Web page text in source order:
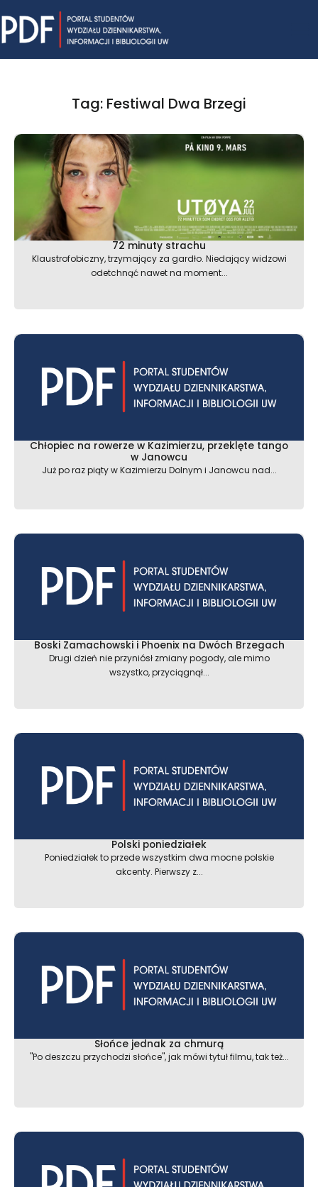
to
content
Tag: Festiwal Dwa Brzegi
72 minuty strachu
Klaustrofobiczny, trzymający za gardło. Niedający widzowi
odetchnąć nawet na moment...
Chłopiec na rowerze w Kazimierzu, przeklęte tango
w Janowcu
Już po raz piąty w Kazimierzu Dolnym i Janowcu nad...
Boski Zamachowski i Phoenix na Dwóch Brzegach
Drugi dzień nie przyniósł zmiany pogody, ale mimo
wszystko, przyciągnął...
Polski poniedziałek
Poniedziałek to przede wszystkim dwa mocne polskie
akcenty. Pierwszy z...
Słońce jednak za chmurą
"Po deszczu przychodzi słońce", jak mówi tytuł filmu, tak też...